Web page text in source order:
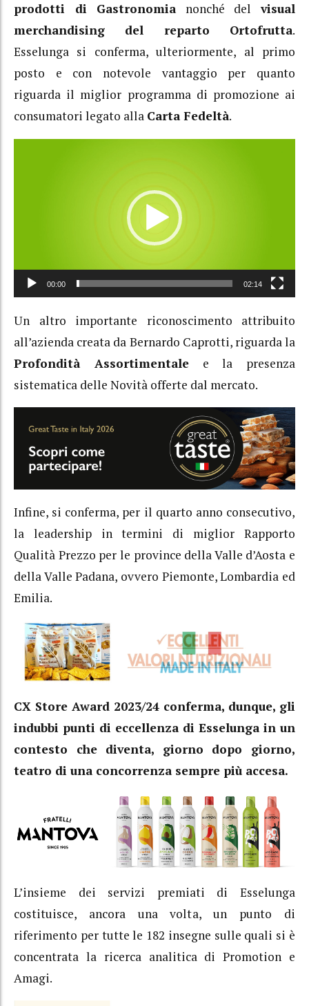
prodotti di Gastronomia nonché delvisual
merchandising del reparto Ortofrutta.
Esselunga si conferma, ulteriormente, al primo
posto e con notevole vantaggio per quanto
riguarda il miglior programma di promozione ai
consumatori legato alla Carta Fedeltà.
00:00 02:14
Un altro importante riconoscimento attribuito
all’azienda creata da Bernardo Caprotti, riguarda la
Profondità Assortimentalee la presenza
sistematica delle Novità offerte dal mercato.
Infine, si conferma, per il quarto anno consecutivo,
la leadership in termini di miglior Rapporto
Qualità Prezzo per le province della Valle d’Aosta e
della Valle Padana, ovvero Piemonte, Lombardia ed
Emilia.
CX Store Award 2023/24 conferma, dunque, gli
indubbi punti di eccellenza di Esselunga in un
contesto che diventa, giorno dopo giorno,
teatro di una concorrenza sempre più accesa.
L’insieme dei servizi premiati di Esselunga
costituisce, ancora una volta, un punto di
riferimento per tutte le 182 insegne sulle quali si è
concentrata la ricerca analitica di Promotion e
Amagi.